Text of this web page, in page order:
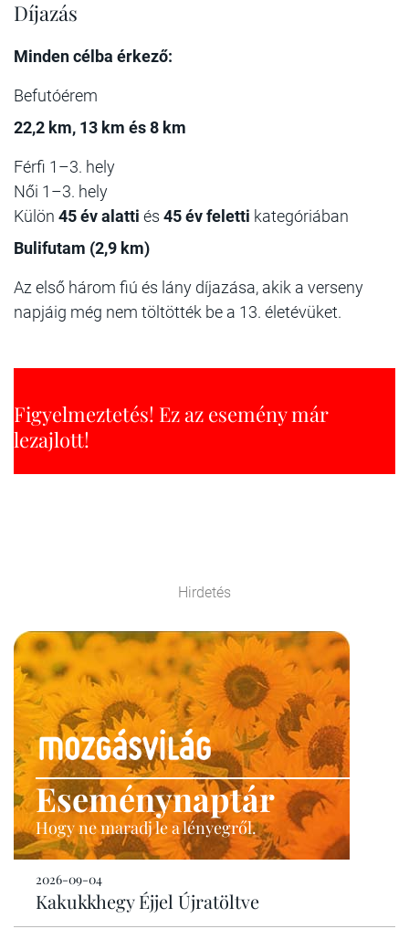
Díjazás
Minden célba érkező:
Befutóérem
22,2 km, 13 km és 8 km
Férfi 1–3. hely
Női 1–3. hely
Külön 45 év alatti és 45 év feletti kategóriában
Bulifutam (2,9 km)
Az első három fiú és lány díjazása, akik a verseny
napjáig még nem töltötték be a 13. életévüket.
Figyelmeztetés! Ez az esemény már
lezajlott!
Hirdetés
Eseménynaptár
Hogy ne maradj le a lényegről.
2026-09-04
Kakukkhegy Éjjel Újratöltve